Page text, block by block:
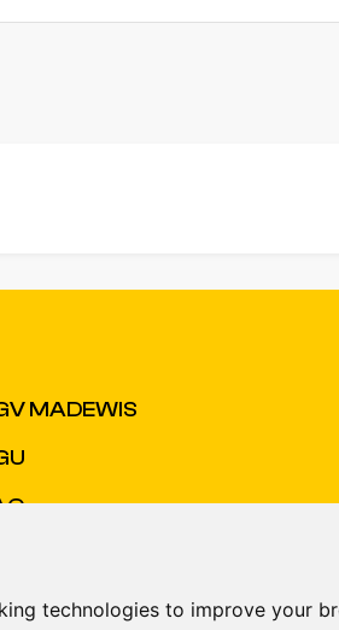
technologies to improve your
MADEWIS